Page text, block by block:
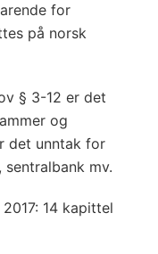
for
på norsk
§ 3-12 er det
og
det unntak for
mv.
14 kapittel